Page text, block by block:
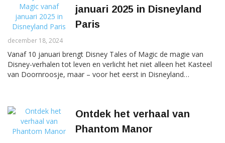
januari 2025 in Disneyland
Paris
december 18, 2024
Vanaf 10 januari brengt Disney Tales of Magic de magie van
Disney-verhalen tot leven en verlicht het niet alleen het Kasteel
van Doornroosje, maar – voor het eerst in Disneyland…
Ontdek het verhaal van
Phantom Manor